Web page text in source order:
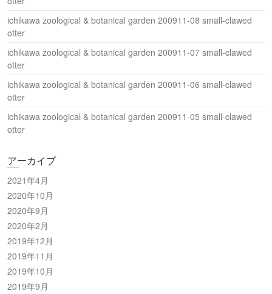
ichikawa zoological & botanical garden 200911-08 small-clawed
otter
ichikawa zoological & botanical garden 200911-07 small-clawed
otter
ichikawa zoological & botanical garden 200911-06 small-clawed
otter
ichikawa zoological & botanical garden 200911-05 small-clawed
otter
アーカイブ
2021年4月
2020年10月
2020年9月
2020年2月
2019年12月
2019年11月
2019年10月
2019年9月